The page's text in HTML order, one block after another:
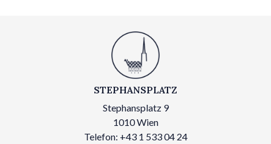
STEPHANSPLATZ
Stephansplatz 9
1010 Wien
Telefon: +43 1 533 04 24